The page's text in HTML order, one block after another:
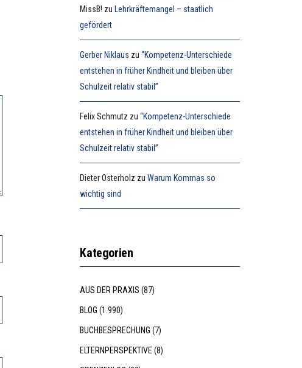
MissB! zu Lehrkräftemangel – staatlich
gefördert
Gerber Niklaus zu“Kompetenz-Unterschiede
entstehen in früher Kindheit und bleiben über
Schulzeit relativ stabil”
Felix Schmutz zu“Kompetenz-Unterschiede
entstehen in früher Kindheit und bleiben über
Schulzeit relativ stabil”
Dieter Osterholz zuWarum Kommas so
wichtig sind
Kategorien
AUS DER PRAXIS (87)
BLOG (1.990)
BUCHBESPRECHUNG (7)
ELTERNPERSPEKTIVE(8)